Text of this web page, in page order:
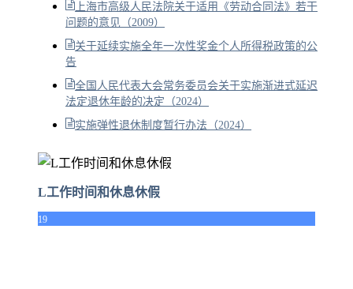
上海市高级人民法院关于适用《劳动合同法》若干
问题的意见（2009）
关于延续实施全年一次性奖金个人所得税政策的公
告
全国人民代表大会常务委员会关于实施渐进式延迟
法定退休年龄的决定（2024）
实施弹性退休制度暂行办法（2024）
L工作时间和休息休假
19